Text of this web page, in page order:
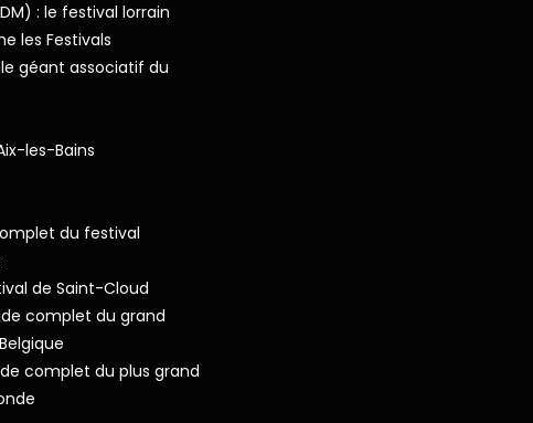
: le festival lorrain
les Festivals
le géant associatif du
les-Bains
du festival
de Saint-Cloud
complet du grand
complet du plus grand